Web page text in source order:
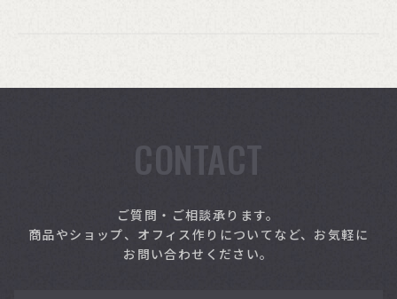
CONTACT
ご質問・ご相談承ります。
商品やショップ、オフィス作りについてなど、お気軽に
お問い合わせください。